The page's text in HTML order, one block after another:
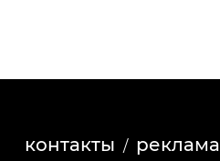
контакты реклама